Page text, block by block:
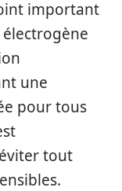
important
une
pour tous
tout